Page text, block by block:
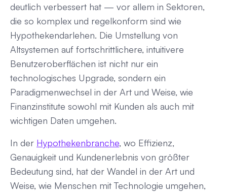
deutlich verbessert hat — vor allem in Sektoren,
die so komplex und regelkonform sind wie
Hypothekendarlehen. Die Umstellung von
Altsystemen auf fortschrittlichere, intuitivere
Benutzeroberflächen ist nicht nur ein
technologisches Upgrade, sondern ein
Paradigmenwechsel in der Art und Weise, wie
Finanzinstitute sowohl mit Kunden als auch mit
wichtigen Daten umgehen.
In der Hypothekenbranche, wo Effizienz,
Genauigkeit und Kundenerlebnis von größter
Bedeutung sind, hat der Wandel in der Art und
Weise, wie Menschen mit Technologie umgehen,